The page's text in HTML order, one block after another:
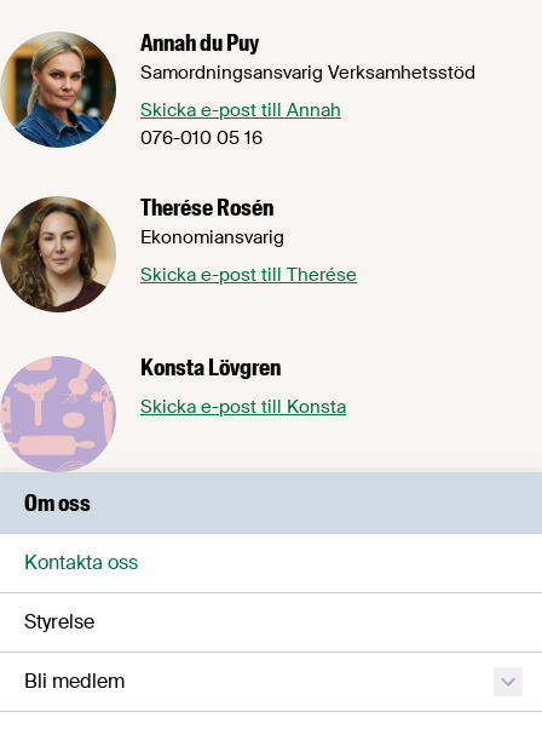
mångårig erfarenhet från en rad olika befattningar inom
servicenäringen.
Annah du Puy
Samordningsansvarig Verksamhetsstöd
Skicka e-post till Annah
076-010 05 16
Therése Rosén
Ekonomiansvarig
Skicka e-post till Therése
Konsta Lövgren
Skicka e-post till Konsta
Om oss
Kontakta oss
Styrelse
Bli medlem